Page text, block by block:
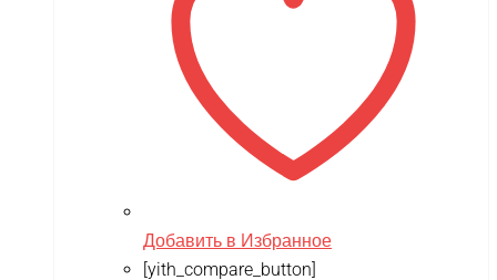
Добавить в Избранное
[yith_compare_button]